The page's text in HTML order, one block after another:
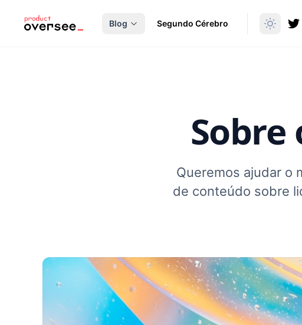
principal
Blog
Segundo Cérebro
Sobre
Queremos ajudar o
de conteúdo sobre